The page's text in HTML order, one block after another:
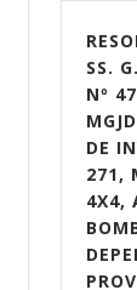
SS.
Nº
DE
271,
4X4,